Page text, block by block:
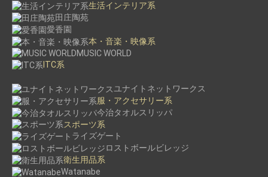
生活インテリア系
田庄陶苑
愛香園
本・音楽・映像系
MUSIC WORLD
ITC系
ユナイトネットワークス
服・アクセサリー系
今治タオルスリッパ
スポーツ系
ライズゲート
ロストボールビレッジ
衛生用品系
Watanabe